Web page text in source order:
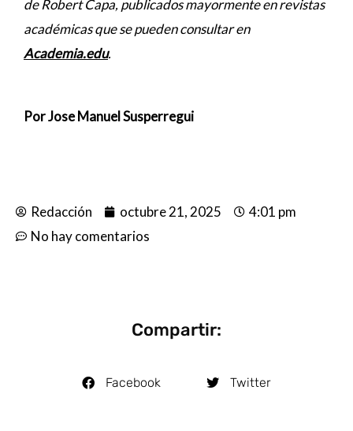
de Robert Capa, publicados mayormente en revistas
académicas que se pueden consultar en
Academia.edu.
Por Jose Manuel Susperregui
Redacción octubre 21, 2025
4:01 pm
No hay comentarios
Compartir:
Facebook Twitter